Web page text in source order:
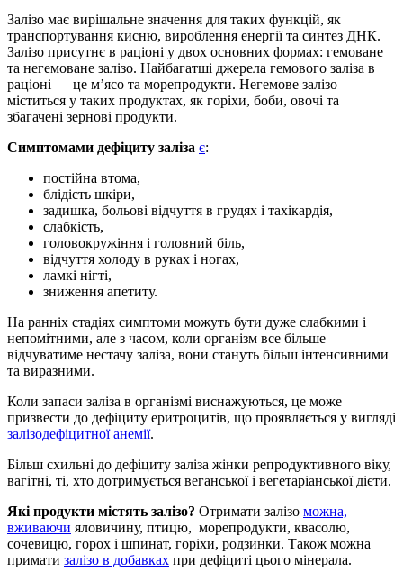
Залізо має вирішальне значення для таких функцій, як
транспортування кисню, вироблення енергії та синтез ДНК.
Залізо присутнє в раціоні у двох основних формах: гемоване
та негемоване залізо. Найбагатші джерела гемового заліза в
раціоні — це м’ясо та морепродукти. Негемове залізо
міститься у таких продуктах, як горіхи, боби, овочі та
збагачені зернові продукти.
Симптомами дефіциту заліза є:
постійна втома,
блідість шкіри,
задишка, больові відчуття в грудях і тахікардія,
слабкість,
головокружіння і головний біль,
відчуття холоду в руках і ногах,
ламкі нігті,
зниження апетиту.
На ранніх стадіях симптоми можуть бути дуже слабкими і
непомітними, але з часом, коли організм все більше
відчуватиме нестачу заліза, вони стануть більш інтенсивними
та виразними.
Коли запаси заліза в організмі виснажуються, це може
призвести до дефіциту еритроцитів, що проявляється у вигляді
залізодефіцитної анемії.
Більш схильні до дефіциту заліза жінки репродуктивного віку,
вагітні, ті, хто дотримується веганської і вегетаріанської дієти.
Які продукти містять залізо? Отримати залізо можна,
вживаючи яловичину, птицю, морепродукти, квасолю,
сочевицю, горох і шпинат, горіхи, родзинки. Також можна
примати залізо в добавках при дефіциті цього мінерала.